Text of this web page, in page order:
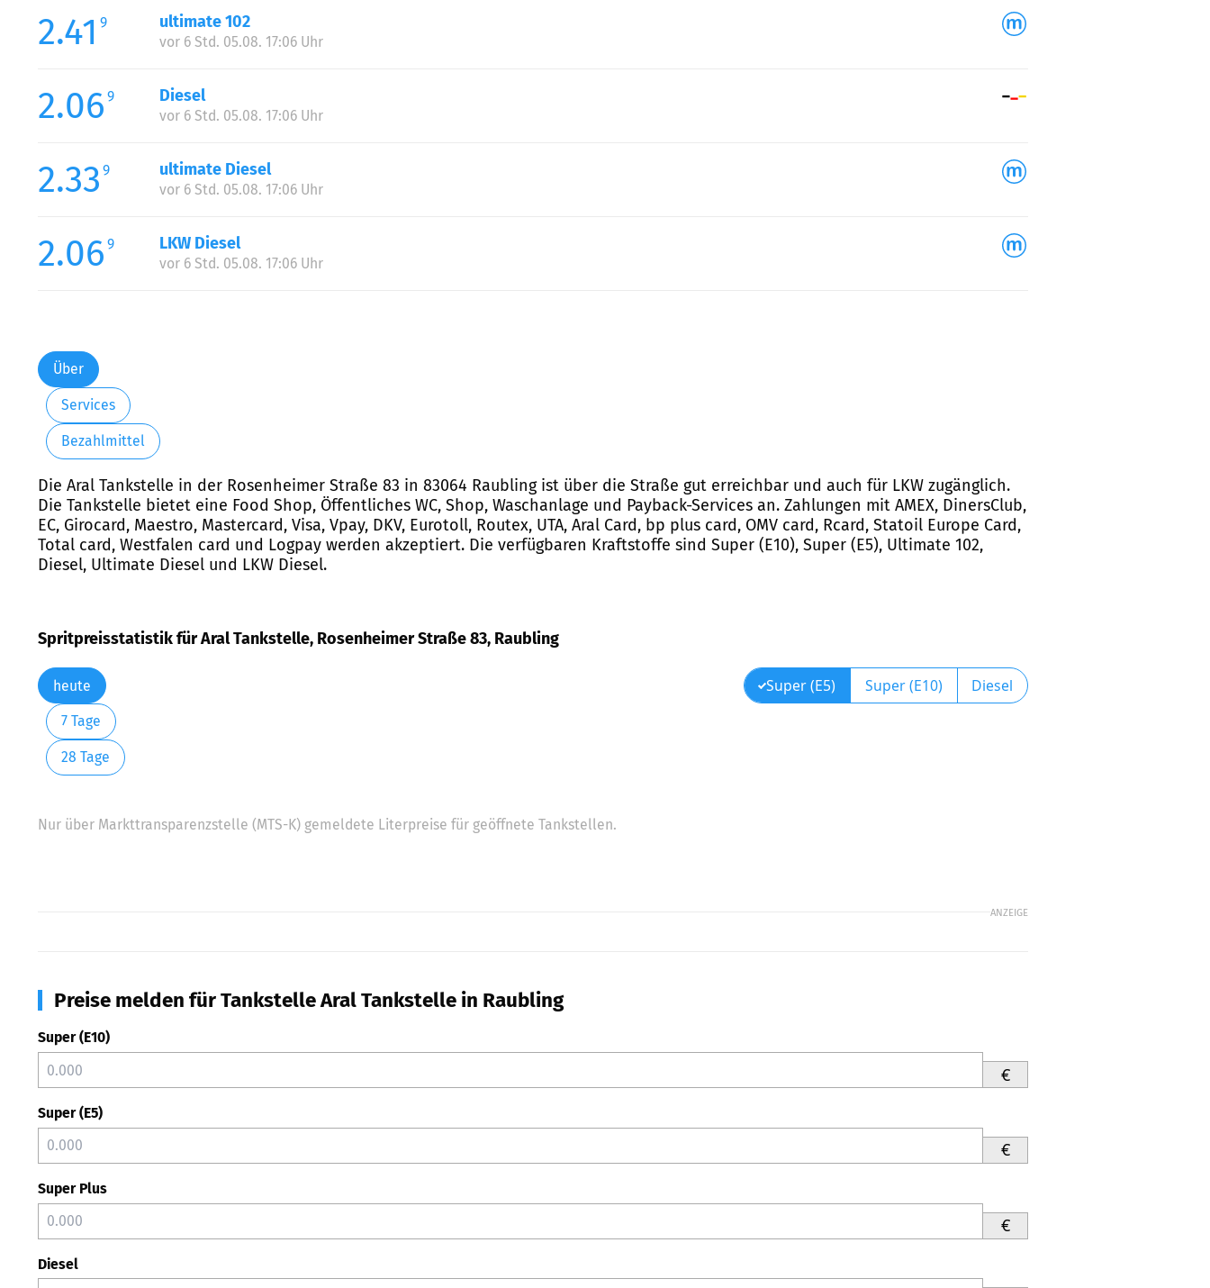
2.41 9 ultimate 102
vor 6 Std. 05.08. 17:06 Uhr
2.06 9 Diesel
vor 6 Std. 05.08. 17:06 Uhr
2.33 9 ultimate Diesel
vor 6 Std. 05.08. 17:06 Uhr
2.06 9 LKW Diesel
vor 6 Std. 05.08. 17:06 Uhr
Über
Services
Bezahlmittel
Die Aral Tankstelle in der Rosenheimer Straße 83 in 83064 Raubling ist über die Straße gut erreichbar und auch für LKW zugänglich.
Die Tankstelle bietet eine Food Shop, Öffentliches WC, Shop, Waschanlage und Payback-Services an. Zahlungen mit AMEX, DinersClub,
EC, Girocard, Maestro, Mastercard, Visa, Vpay, DKV, Eurotoll, Routex, UTA, Aral Card, bp plus card, OMV card, Rcard, Statoil Europe Card,
Total card, Westfalen card und Logpay werden akzeptiert. Die verfügbaren Kraftstoffe sind Super (E10), Super (E5), Ultimate 102,
Diesel, Ultimate Diesel und LKW Diesel.
Spritpreisstatistik für Aral Tankstelle, Rosenheimer Straße 83, Raubling
heute
7 Tage
28 Tage
Super (E5) Super (E10) Diesel
Nur über Markttransparenzstelle (MTS-K) gemeldete Literpreise für geöffnete Tankstellen.
ANZEIGE
Preise melden für Tankstelle Aral Tankstelle in Raubling
Super (E10)
€
Super (E5)
€
Super Plus
€
Diesel